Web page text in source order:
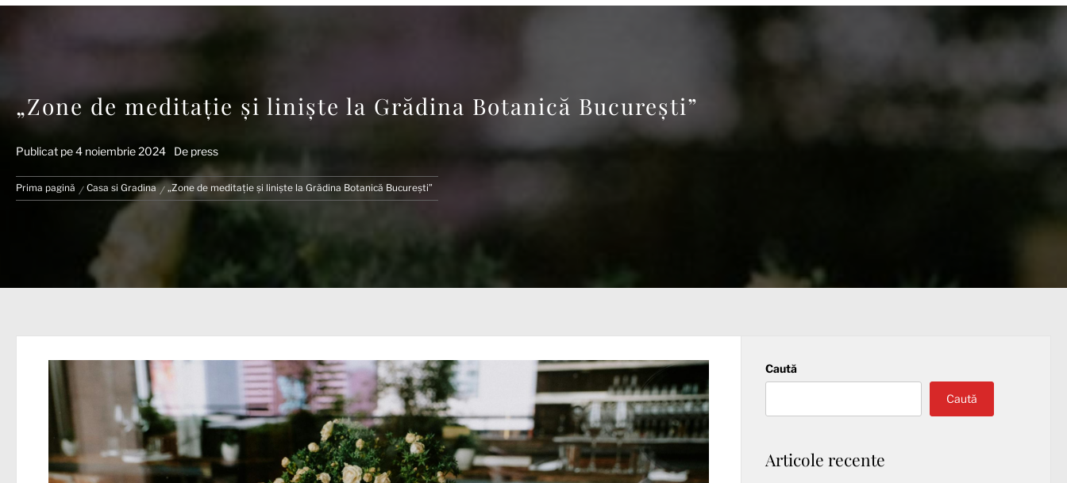
„Zone de meditație și liniște la Grădina Botanică București”
Publicat pe4 noiembrie 2024 De press
Prima pagină Casa si Gradina „Zone de meditație și liniște la Grădina Botanică București”
Caută
Caută
Articole recente